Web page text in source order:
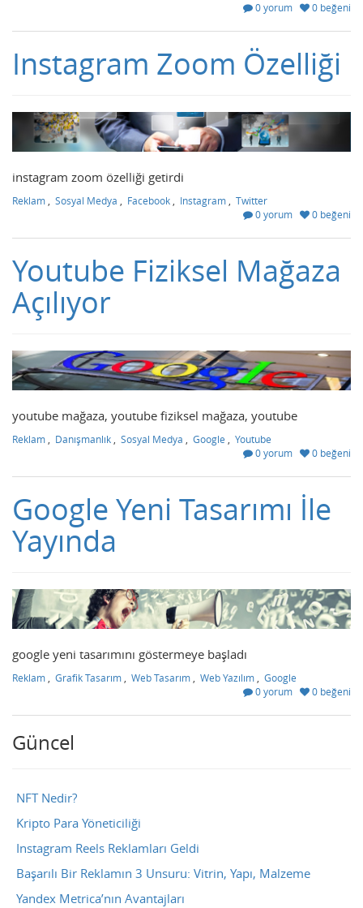
0 yorum 0 beğeni
Instagram Zoom Özelliği
instagram zoom özelliği getirdi
Reklam Sosyal Medya Facebook Instagram
Twitter
0 yorum
0 beğeni
Youtube Fiziksel Mağaza
Açılıyor
youtube mağaza, youtube fiziksel mağaza, youtube
Reklam , Danışmanlık , Sosyal Medya , Google , Youtube
0 yorum
0 beğeni
Google Yeni Tasarımı İle
Yayında
google yeni tasarımını göstermeye başladı
Reklam , Grafik Tasarım , Web Tasarım , Web Yazılım , Google
0 yorum
0 beğeni
Güncel
NFT Nedir?
Kripto Para Yöneticiliği
Instagram Reels Reklamları Geldi
Başarılı Bir Reklamın 3 Unsuru: Vitrin, Yapı, Malzeme
Yandex Metrica’nın Avantajları